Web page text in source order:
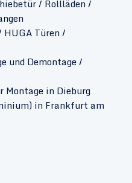
/ Rollläden /
Türen /
und Demontage /
Montage in Dieburg
in Frankfurt am